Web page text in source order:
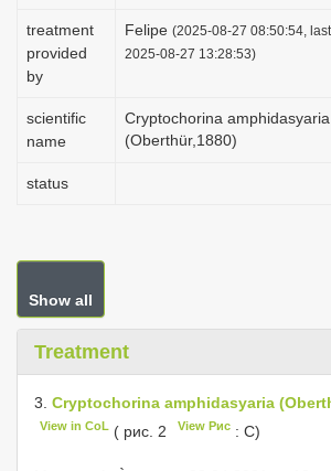
treatment
provided
by
Felipe (2025-08-27 08:50:54,
2025-08-27 13:28:53)
scientific
name
Cryptochorina amphidasyaria
(Oberthür,1880)
status
Show all
Treatment
3. Cryptochorina amphidasyaria
View in CoL ( рис. 2 View Рис: C)